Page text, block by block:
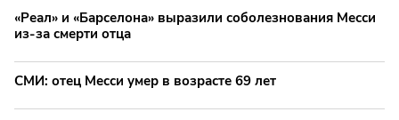
«Реал» и «Барселона» выразили соболезнования Месси
из-за смерти отца
СМИ: отец Месси умер в возрасте 69 лет